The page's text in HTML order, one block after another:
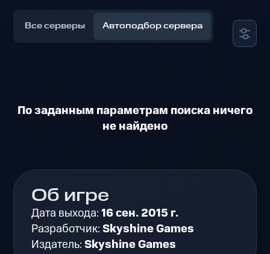
Все серверы Автоподбор сервера
По заданным параметрам поиска ничего
не найдено
Об игре
Дата выхода:16 сен. 2015 г.
Разработчик:Skyshine Games
Издатель:Skyshine Games